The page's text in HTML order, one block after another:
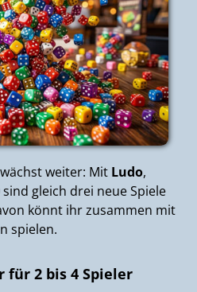
weiter: Mit Ludo,
sind gleich drei neue Spiele
könnt ihr zusammen mit
spielen.
für 2 bis 4 Spieler